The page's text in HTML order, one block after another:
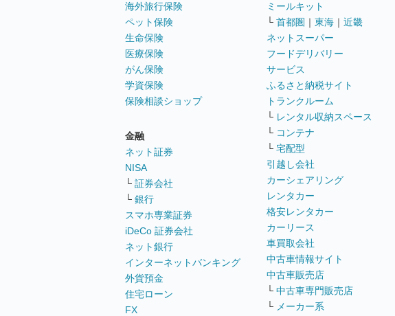
海外旅行保険
ペット保険
生命保険
医療保険
がん保険
学資保険
保険相談ショップ
金融
ネット証券
NISA
└ 証券会社
└ 銀行
スマホ専業証券
iDeCo 証券会社
ネット銀行
インターネットバンキング
外貨預金
住宅ローン
FX
ミールキット
└ 首都圏 ｜ 東海 ｜ 近畿
ネットスーパー
フードデリバリー
サービス
ふるさと納税サイト
トランクルーム
└ レンタル収納スペース
└ コンテナ
└ 宅配型
引越し会社
カーシェアリング
レンタカー
格安レンタカー
カーリース
車買取会社
中古車情報サイト
中古車販売店
└ 中古車専門販売店
└ メーカー系